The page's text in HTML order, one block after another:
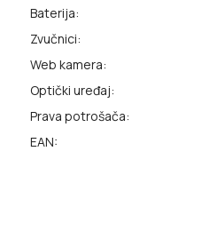
Baterija:
Zvučnici:
Web kamera:
Optički uređaj:
Prava potrošača:
EAN: